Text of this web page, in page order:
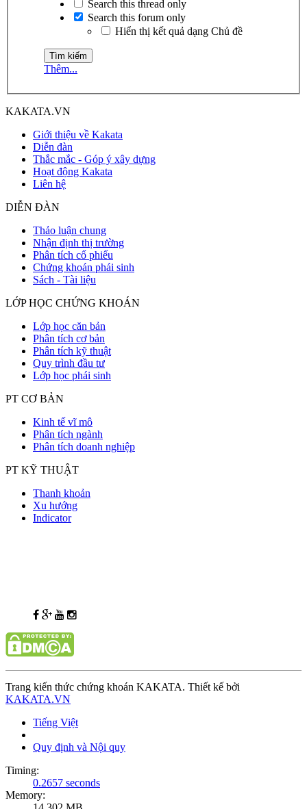
Search this thread only
Search this forum only
Hiển thị kết quả dạng Chủ đề
Thêm...
KAKATA.VN
Giới thiệu về Kakata
Diễn đàn
Thắc mắc - Góp ý xây dựng
Hoạt động Kakata
Liên hệ
DIỄN ĐÀN
Thảo luận chung
Nhận định thị trường
Phân tích cổ phiếu
Chứng khoán phái sinh
Sách - Tài liệu
LỚP HỌC CHỨNG KHOÁN
Lớp học căn bản
Phân tích cơ bản
Phân tích kỹ thuật
Quy trình đầu tư
Lớp học phái sinh
PT CƠ BẢN
Kinh tế vĩ mô
Phân tích ngành
Phân tích doanh nghiệp
PT KỸ THUẬT
Thanh khoản
Xu hướng
Indicator
Trang kiến thức chứng khoán KAKATA. Thiết kế bởi
KAKATA.VN
Tiếng Việt
Quy định và Nội quy
Timing:
0.2657 seconds
Memory: